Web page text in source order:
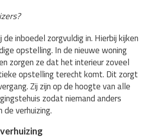
inboedel zorgvuldig in. Hierbij kijken
opstelling. In de nieuwe woning
zorgen ze dat het interieur zoveel
opstelling terecht komt. Dit zorgt
Zij zijn op de hoogte van alle
zodat niemand anders
verhuizing.